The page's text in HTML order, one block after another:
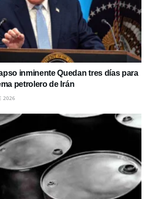
inminente Quedan tres días para
petrolero de Irán
2026